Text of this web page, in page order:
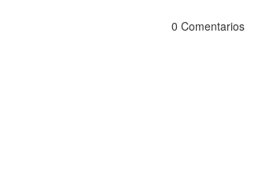
0 Comentarios